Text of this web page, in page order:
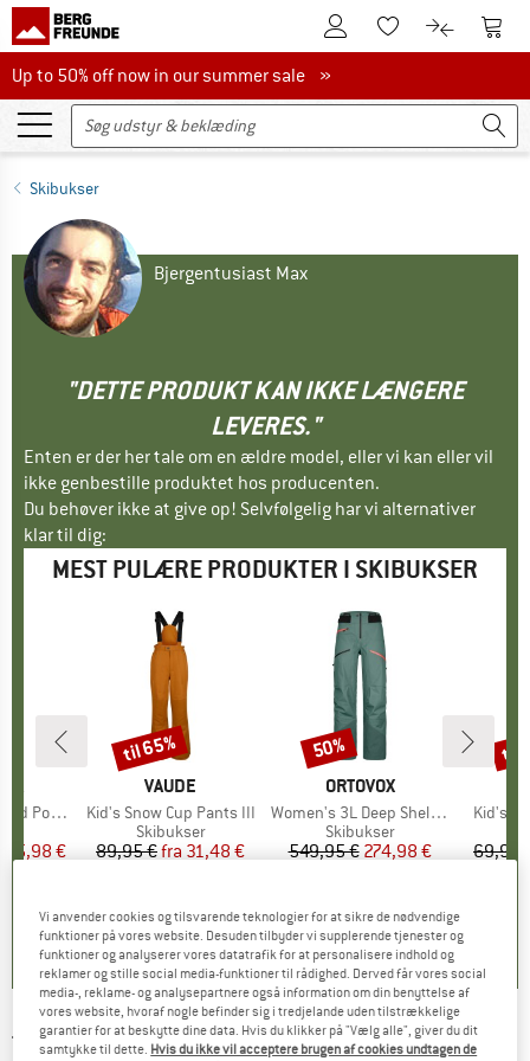
Til kundekontoenTil huskesedlen.
Til Til
Up to 50% off now in our summer sale
Up to 50% off now in our summer sale »
Skibukser
Bjergentusiast Max
"DETTE PRODUKT KAN IKKE LÆNGERE
LEVERES."
Enten er der her tale om en ældre model, eller vi kan eller vil
ikke genbestille produktet hos producenten.
Du behøver ikke at give op! Selvfølgelig har vi alternativer
klar til dig:
MEST PULÆRE PRODUKTER I SKIBUKSER
Pants
pris
€
)
MÆRKE
VAUDE
Artikel
Kid's Snow Cup Pants III
Produktgruppe
Skibukser
Pris
89,95 € Nedsat pris
fra 31,48 €
4,8(26)
Rabat
til 65%
MÆRKE
ORTOVOX
Artikel
Women's 3L Deep Shell Pants
Produktgruppe
Skibukser
Pris
549,95 €Nedsat pris
274,98 €
3,8(5)
Rabat
50%
Artikel
Kid's
69,95
til
THE NORTH FACE - Women's Summit
Vi anvender cookies og tilsvarende teknologier for at sikre de nødvendige
funktioner på vores website. Desuden tilbyder vi supplerende tjenester og
funktioner og analyserer vores datatrafik for at personalisere indhold og
reklamer og stille social media-funktioner til rådighed. Derved får vores social
media-, reklame- og analysepartnere også information om din benyttelse af
vores website, hvoraf nogle befinder sig i tredjelande uden tilstrækkelige
garantier for at beskytte dine data. Hvis du klikker på "Vælg alle", giver du dit
samtykke til dette. Hvis du ikke vil acceptere brugen af cookies undtagen de